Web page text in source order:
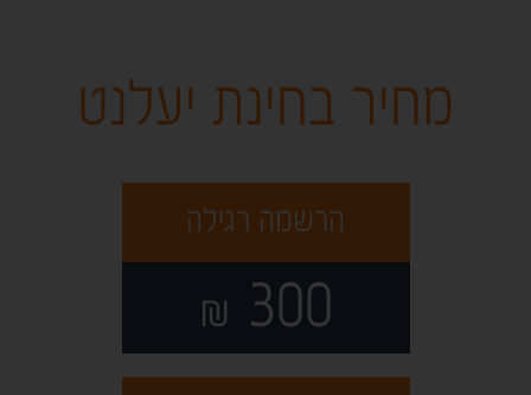
מחיר בחינת יעלנט
הרשמה רגילה
300
₪